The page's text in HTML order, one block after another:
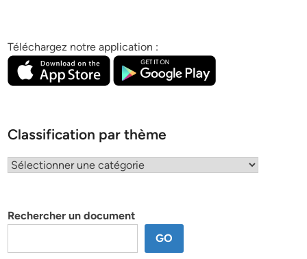
Téléchargez notre application :
Classification par thème
Classification
Rechercher un document
GO